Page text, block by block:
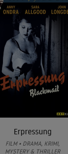
Erpressung
FILM • DRAMA, KRIMI,
MYSTERY & THRILLER